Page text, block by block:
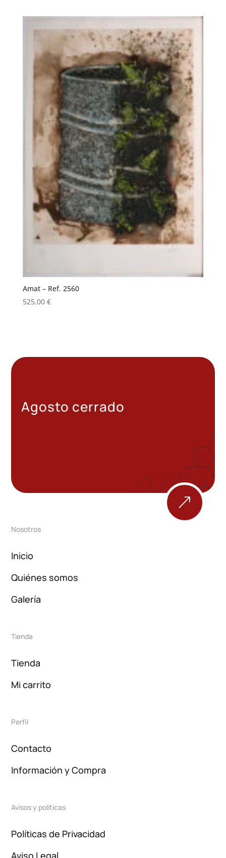
Amat – Ref. 2560
525,00 €
Agosto cerrado
&
Nosotros
Inicio
Quiénes somos
Galería
Tienda
Tienda
Mi carrito
Perfil
Contacto
Información y Compra
Avisos y políticas
Políticas de Privacidad
Aviso Legal